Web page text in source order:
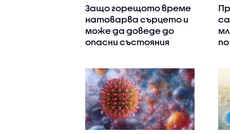
Защо горещото време
натоварва сърцето и
може да доведе до
опасни състояния